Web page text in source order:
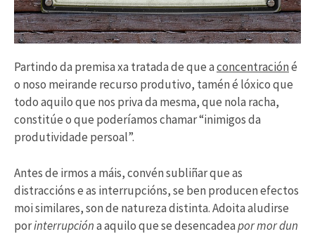
Partindo da premisa xa tratada de que aconcentracióné
o noso meirande recurso produtivo, tamén é lóxico que
todo aquilo que nos priva da mesma, que nola racha,
constitúe o que poderíamos chamar “inimigos da
produtividade persoal”.
Antes de irmos a máis, convén subliñar que as
distraccións e as interrupcións, se ben producen efectos
moi similares, son de natureza distinta. Adoita aludirse
porinterrupcióna aquilo que se desencadeapor mor dun